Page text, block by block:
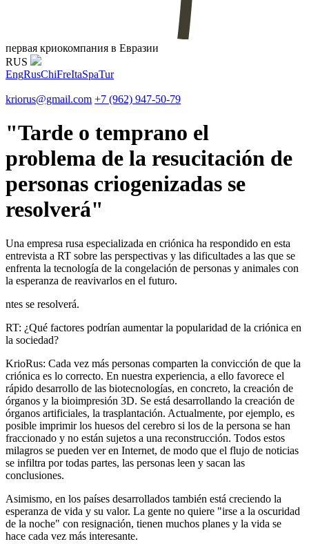
первая криокомпания в Евразии
RUS
EngRusChiFreItaSpaTur
kriorus@gmail.com +7 (962) 947-50-79
"Tarde o temprano el
problema de la resucitación de
personas criogenizadas se
resolverá"
Una empresa rusa especializada en criónica ha respondido en esta
entrevista a RT sobre las perspectivas y las dificultades a las que se
enfrenta la tecnología de la congelación de personas y animales con
la esperanza de reavivarlos en el futuro.
ntes se resolverá.
RT: ¿Qué factores podrían aumentar la popularidad de la criónica en
la sociedad?
KrioRus: Cada vez más personas comparten la convicción de que la
criónica es lo correcto. En nuestra experiencia, a ello favorece el
rápido desarrollo de las biotecnologías, en concreto, la creación de
órganos y la bioimpresión 3D. Se está desarrollando la creación de
órganos artificiales, la trasplantación. Actualmente, por ejemplo, es
posible imprimir los huesos del cerebro si los de la persona se han
fraccionado y no están sujetos a una reconstrucción. Todos estos
milagros se pueden ver en Internet, de modo que el flujo de noticias
se infiltra por todas partes, las personas leen y sacan las
conclusiones.
Asimismo, en los países desarrollados también está creciendo la
esperanza de vida y su valor. La gente no quiere "irse a la oscuridad
de la noche" con resignación, tienen muchos planes y la vida se
hace cada vez más interesante.